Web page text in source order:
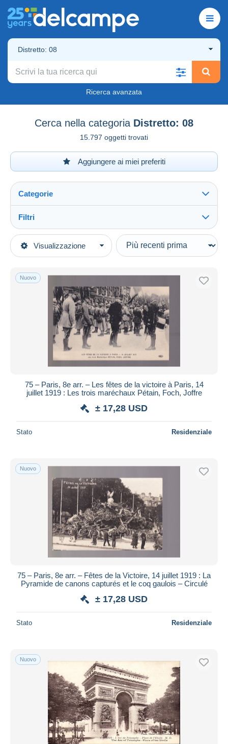
Distretto: 08
Ricerca avanzata
Cerca nella categoria Distretto: 08
15.797 oggetti trovati
Aggiungere ai miei preferiti
Visualizzazione
Categorie
Categorie principali
Europa
Francia
[75] Paris
Distretto
Distretto: 08
Filtri
Tipo di vendita
In corso
Asta con offerte
Aste senza offerte
Casa d'aste
Venduti
Tutte le durate
Chiude fra ora
Prezzo
Spedizione gratuita
Metodi di pagamento
PayPal
Bonifico bancario
Visa
Mastercard
Bancontact
Maestro
Residenza del venditore
Aggiorna
Nuovo
75 – Paris, 8e arr. – Les fêtes de la victoire à Paris, 14
juillet 1919 : Les trois maréchaux Pétain, Foch, Joffre
± 17,28 USD
Stato Residenziale
Nuovo
75 – Paris, 8e arr. – Fêtes de la Victoire, 14 juillet 1919 : La
Pyramide de canons capturés et le coq gaulois – Circulé
± 17,28 USD
Stato Residenziale
Nuovo